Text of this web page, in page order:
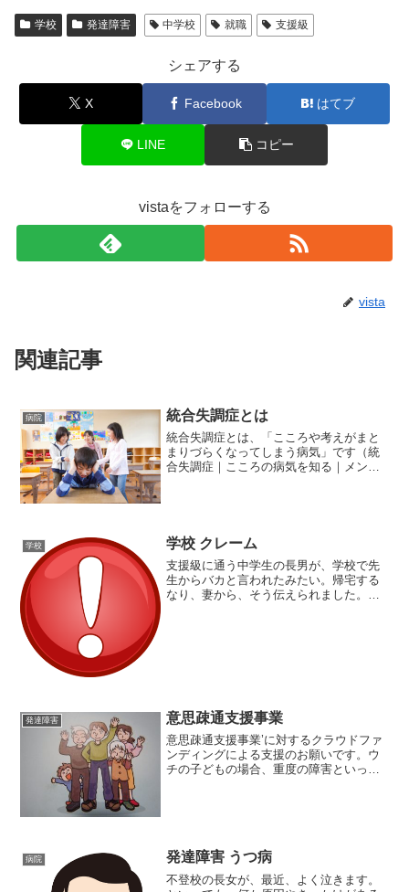
学校 発達障害 中学校 就職 支援級
シェアする
X Facebook はてブ
LINE コピー
vistaをフォローする
vista
関連記事
病院 統合失調症とは
統合失調症とは、「こころや考えがまと
まりづらくなってしまう病気」です（統
合失調症｜こころの病気を知る｜メンタ
学校 学校 クレーム
支援級に通う中学生の長男が、学校で先
生からバカと言われたみたい。帰宅する
なり、妻から、そう伝えられました。そ
発達障害 意思疎通支援事業
意思疎通支援事業’に対するクラウドファ
ンディングによる支援のお願いです。ウ
チの子どもの場合、重度の障害といって
病院 発達障害 うつ病
不登校の長女が、最近、よく泣きます。